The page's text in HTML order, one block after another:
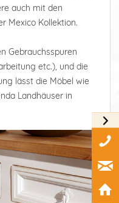
auch mit den
Mexico Kollektion.
Gebrauchsspuren
etc.), und die
lässt die Möbel wie
Landhäuser in